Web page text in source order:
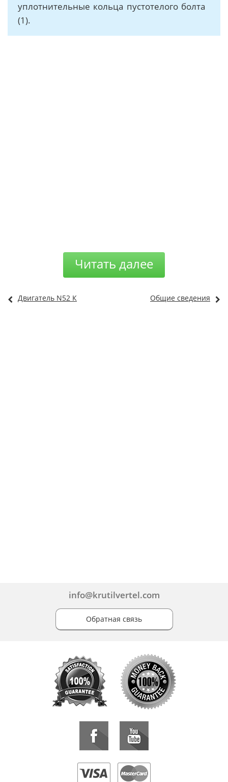
уплотнительные кольца пустотелого болта
(1).
Читать далее
Двигатель N52 К Общие сведения
info@krutilvertel.com
Обратная связь